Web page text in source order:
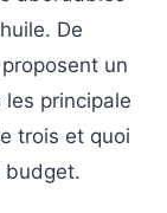
De
un
principale
trois et quoi
budget.